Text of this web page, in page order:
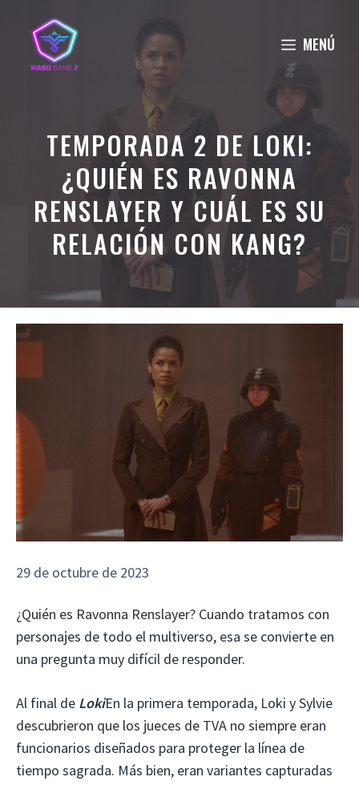
contenido
MENÚ
TEMPORADA 2 DE LOKI:
¿QUIÉN ES RAVONNA
RENSLAYER Y CUÁL ES SU
RELACIÓN CON KANG?
29 de octubre de 2023
¿Quién es Ravonna Renslayer? Cuando tratamos con
personajes de todo el multiverso, esa se convierte en
una pregunta muy difícil de responder.
Al final de LokiEn la primera temporada, Loki y Sylvie
descubrieron que los jueces de TVA no siempre eran
funcionarios diseñados para proteger la línea de
tiempo sagrada. Más bien, eran variantes capturadas